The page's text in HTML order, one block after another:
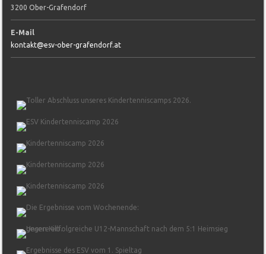
3200 Ober-Grafendorf
E-Mail
kontakt@esv-ober-grafendorf.at